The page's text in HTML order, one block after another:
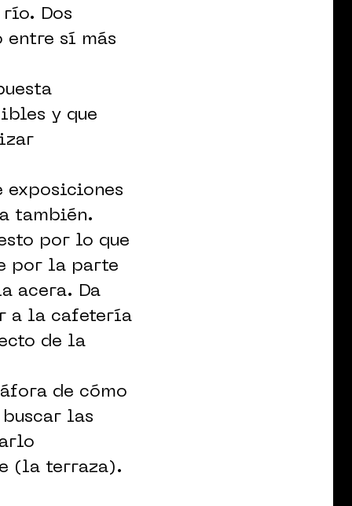
Dos
entre sí más
y que
exposiciones
también.
por lo que
por la parte
acera. Da
a la cafetería
de la
de cómo
las
(la terraza).